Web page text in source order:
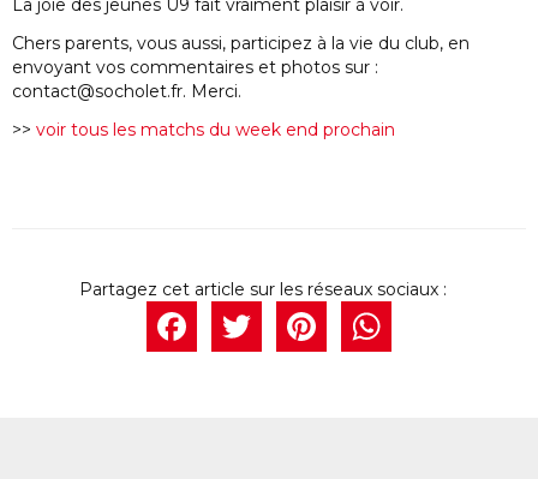
La joie des jeunes U9 fait vraiment plaisir à voir.
Chers parents, vous aussi, participez à la vie du club, en
envoyant vos commentaires et photos sur :
contact@socholet.fr. Merci.
>> voir tous les matchs du week end prochain
Facebook
Twitter